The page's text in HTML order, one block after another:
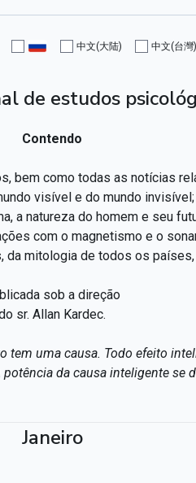
中文(大陆) 中文(台灣)
de estudos
Contendo
bem como todas as notícias
visível e do mundo
a natureza do homem e seu
com o magnetismo e o
da mitologia de todos os países,
sob a direção
sr. Allan Kardec.
tem uma causa. Todo efeito
potência da causa inteligente se
Janeiro